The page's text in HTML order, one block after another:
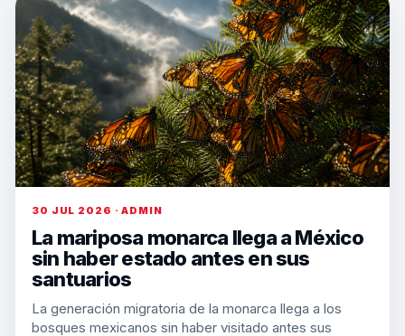
30 JUL 2026 · ADMIN
La mariposa monarca llega a México
sin haber estado antes en sus
santuarios
La generación migratoria de la monarca llega a los
bosques mexicanos sin haber visitado antes sus